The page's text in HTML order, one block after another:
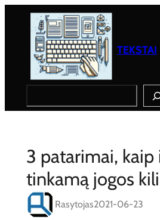
TEKSTAI
3 patarimai, kaip
tinkamą jogos
Rasytojas2021-06-23